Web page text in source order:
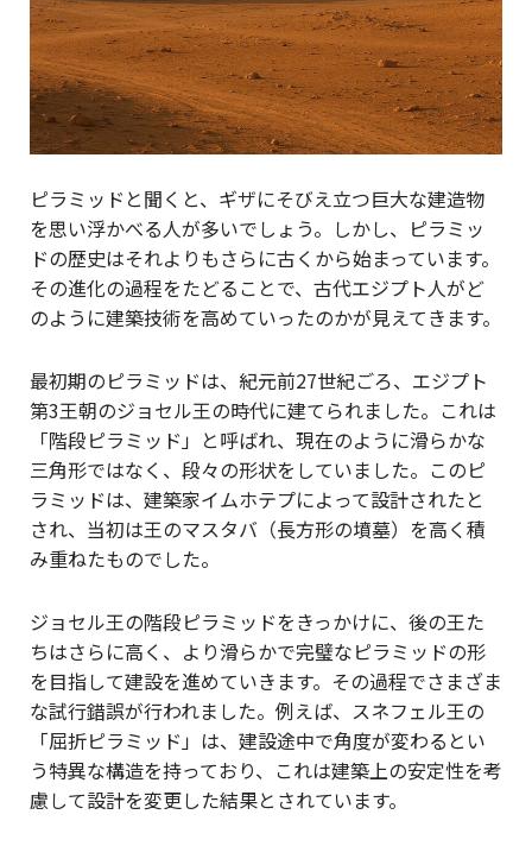
ピラミッドと聞くと、ギザにそびえ立つ巨大な建造物
を思い浮かべる人が多いでしょう。しかし、ピラミッ
ドの歴史はそれよりもさらに古くから始まっています。
その進化の過程をたどることで、古代エジプト人がど
のように建築技術を高めていったのかが見えてきます。
最初期のピラミッドは、紀元前27世紀ごろ、エジプト
第3王朝のジョセル王の時代に建てられました。これは
「階段ピラミッド」と呼ばれ、現在のように滑らかな
三角形ではなく、段々の形状をしていました。このピ
ラミッドは、建築家イムホテプによって設計されたと
され、当初は王のマスタバ（長方形の墳墓）を高く積
み重ねたものでした。
ジョセル王の階段ピラミッドをきっかけに、後の王た
ちはさらに高く、より滑らかで完璧なピラミッドの形
を目指して建設を進めていきます。その過程でさまざま
な試行錯誤が行われました。例えば、スネフェル王の
「屈折ピラミッド」は、建設途中で角度が変わるとい
う特異な構造を持っており、これは建築上の安定性を考
慮して設計を変更した結果とされています。